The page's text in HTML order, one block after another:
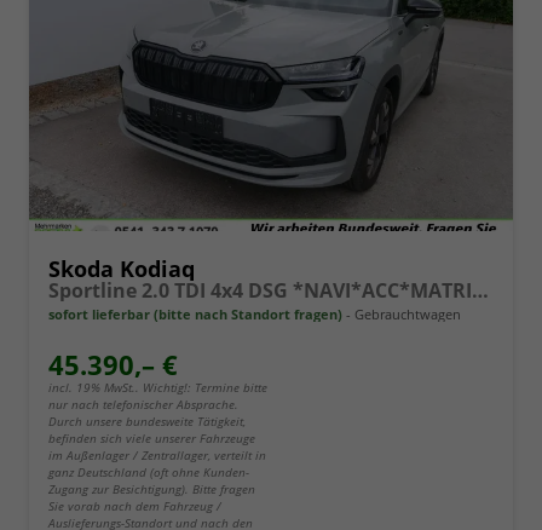
Skoda Kodiaq
Sportline 2.0 TDI 4x4 DSG *NAVI*ACC*MATRIX*KAMERA*AHK*el.-HECKKLAPPE
sofort lieferbar (bitte nach Standort fragen) Gebrauchtwagen
45.390,– €
incl. 19% MwSt.. Wichtig!: Termine bitte
nur nach telefonischer Absprache.
Durch unsere bundesweite Tätigkeit,
befinden sich viele unserer Fahrzeuge
im Außenlager / Zentrallager, verteilt in
ganz Deutschland (oft ohne Kunden-
Zugang zur Besichtigung). Bitte fragen
Sie vorab nach dem Fahrzeug /
Auslieferungs-Standort und nach den